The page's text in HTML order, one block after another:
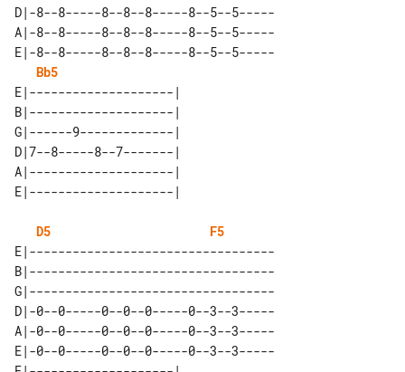
D|-8--8-----8--8--8-----8--5--5-----
A|-8--8-----8--8--8-----8--5--5-----
E|-8--8-----8--8--8-----8--5--5-----
Bb5
E|--------------------|
B|--------------------|
G|------9-------------|
D|7--8-----8--7-------|
A|--------------------|
D5
F5
E|----------------------------------
B|----------------------------------
G|----------------------------------
D|-0--0-----0--0--0-----0--3--3-----
A|-0--0-----0--0--0-----0--3--3-----
E|-0--0-----0--0--0-----0--3--3-----